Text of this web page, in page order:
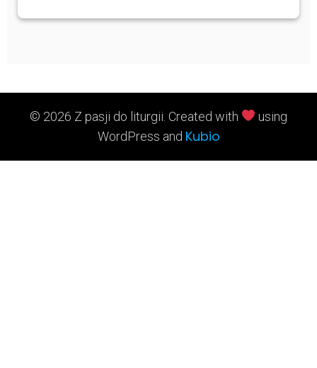
© 2026 Z pasji do liturgii. Created with
using
WordPress and Kubio